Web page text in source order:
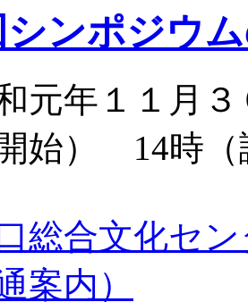
ンポジウ
元年１１月
始） 14時（
総合文化セ
案内）